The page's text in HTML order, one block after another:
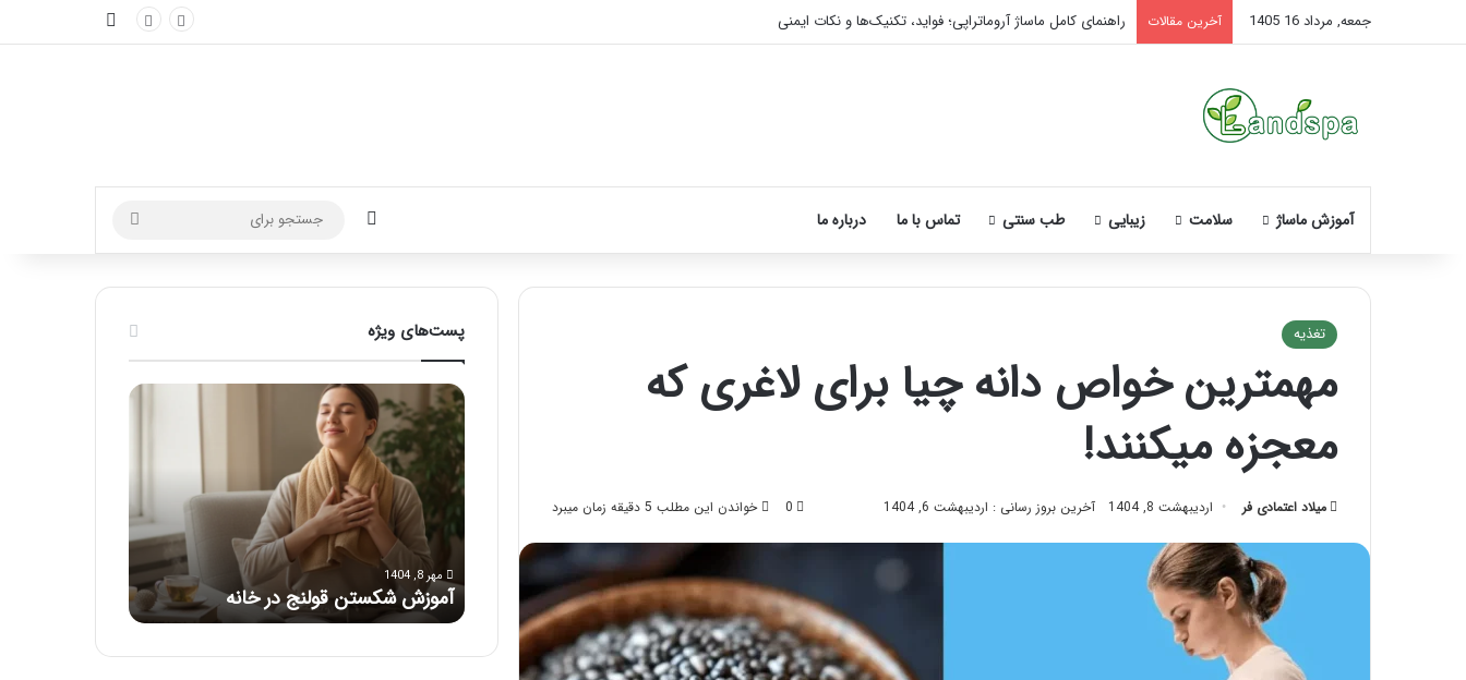
جمعه, مرداد 16 1405 آخرین مقالات راهنمای کامل ماساژ آروماتراپی؛ فواید، تکنیک‌ها و نکات ایمنی
آموزش ماساژ سلامت زیبایی طب سنتی تماس با ما درباره ما تغییر پوسته
برای
تغذیه
مهمترین خواص دانه چیا برای لاغری که
معجزه میکنند!
میلاد اعتمادی فر اردیبهشت 8, 1404 آخرین بروز رسانی : اردیبهشت 6, 1404 0 خواندن این مطلب 5 دقیقه زمان میبرد
پست‌های ویژه
نحوه
ماساژ
صورت
بعد
تزریق
تیر 28, 1404
نحوه ماساژ صورت بعد از تزریق چربی؛
آموزش
آموزش شکستن قولنج در خانه
ماساژ
برای
بهبود
تمرکز
ذهنی؛
با
این
حواس‌جمع
شوید!
مرداد 6, 1404
ماساژ برای بهبود تمرکز ذهنی؛ با این
ماساژ حواس‌جمع شوید!
راهنمای
بعد
از